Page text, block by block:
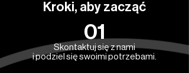
Kroki, aby zacząć
01
Skontaktuj się z nami
i podziel się swoimi potrzebami.